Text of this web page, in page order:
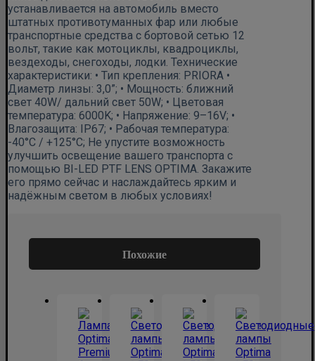
устанавливается на автомобиль вместо
штатных противотуманных фар или любые
транспортные средства с бортовой сетью 12
вольт, такие как мотоциклы, квадроциклы,
вездеходы, снегоходы, лодки. Технические
характеристики: • Тип крепления: PRIORA •
Диаметр линзы: 3,0”; • Мощность: ближний
свет 40W/ дальний свет 50W; • Цветовая
температура: 6000K; • Напряжение: 9–16V; •
Влагозащита: IP67; • Рабочая температура:
-40°C / +125°C; Не упустите возможность
улучшить освещение вашего транспорта с
помощью BI-LED PTF LENS OPTIMA. Закажите
его прямо сейчас и наслаждайтесь ярким и
надёжным светом в любых условиях!
Похожие